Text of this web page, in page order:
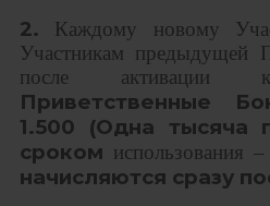
2. Каждому новому
Участникам предыдущей
после активации
Приветственные
1.500 (Одна тысяча
сроком использования –
начисляются сразу